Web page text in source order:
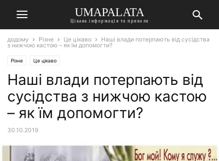
UMAPALATA
Цікава інформація та приколи
додому Різне Це цікаво
Наші влади потерпають від сусідства
з нижчою кастою – як їм допомогти?
Різне Це цікаво
Наші влади потерпають від
сусідства з нижчою кастою
– як їм допомогти?
30.10.2019